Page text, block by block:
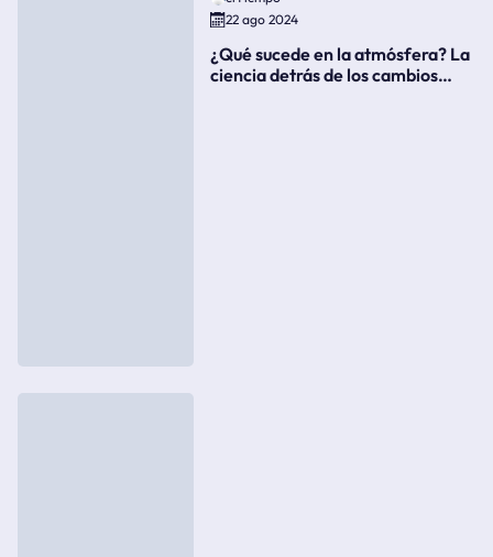
22 ago 2024
¿Qué sucede en la atmósfera? La
ciencia detrás de los cambios